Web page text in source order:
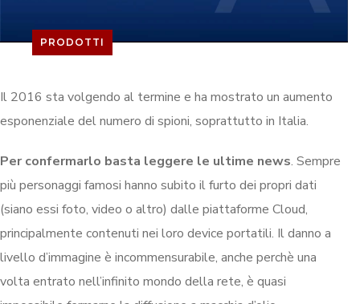
PRODOTTI
Il 2016 sta volgendo al termine e ha mostrato un aumento
esponenziale del numero di spioni, soprattutto in Italia.
Per confermarlo basta leggere le ultime news. Sempre
più personaggi famosi hanno subito il furto dei propri dati
(siano essi foto, video o altro) dalle piattaforme Cloud,
principalmente contenuti nei loro device portatili. Il danno a
livello d’immagine è incommensurabile, anche perchè una
volta entrato nell’infinito mondo della rete, è quasi